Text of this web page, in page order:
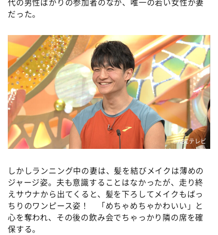
だった。
©️ABCテレビ
しかしランニング中の妻は、髪を結びメイクは薄めの
ジャージ姿。夫も意識することはなかったが、走り終
えサウナから出てくると、髪を下ろしてメイクもばっ
ちりのワンピース姿！ 「めちゃめちゃかわいい」と
心を奪われ、その後の飲み会でちゃっかり隣の席を確
保する。